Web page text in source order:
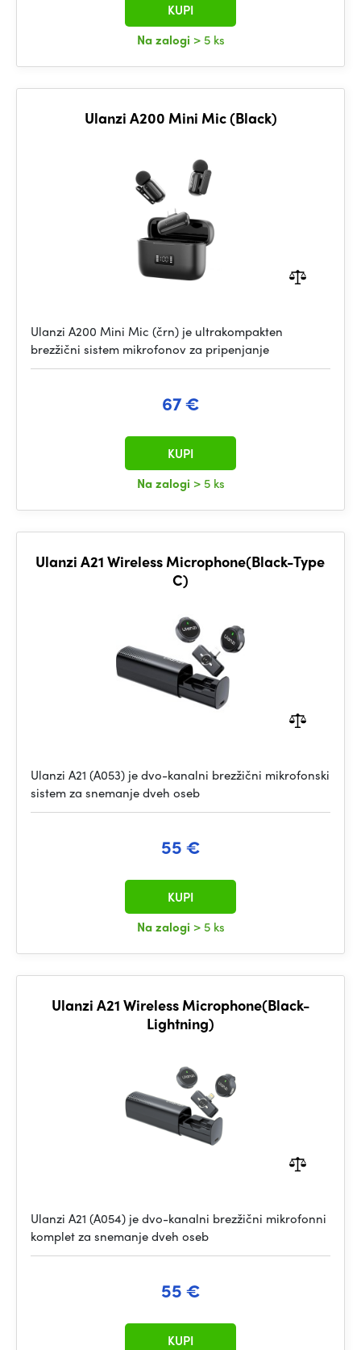
Na zalogi > 5 ks
KUPI
Ulanzi A200 Mini Mic (Black)
Ulanzi A200 Mini Mic (črn) je ultrakompakten
brezžični sistem mikrofonov za pripenjanje
67 €
Na zalogi > 5 ks
KUPI
Ulanzi A21 Wireless Microphone(Black-Type
C)
Ulanzi A21 (A053) je dvo-kanalni brezžični mikrofonski
sistem za snemanje dveh oseb
55 €
Na zalogi > 5 ks
KUPI
Ulanzi A21 Wireless Microphone(Black-
Lightning)
Ulanzi A21 (A054) je dvo-kanalni brezžični mikrofonni
komplet za snemanje dveh oseb
55 €
KUPI